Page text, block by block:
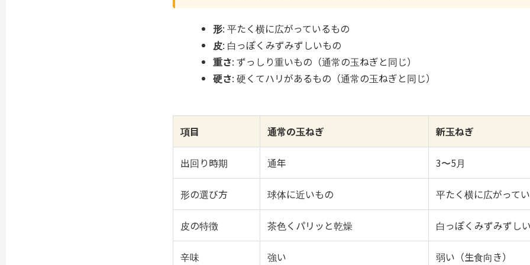
形: 平たく横に広がっているもの
皮: 白っぽくみずみずしいもの
重さ: ずっしり重いもの（通常の玉ねぎと同じ）
硬さ: 硬くてハリがあるもの（通常の玉ねぎと同じ）
項目 通常の玉ねぎ 新玉ねぎ
出回り時期 通年 3〜5月
形の選び方 球体に近いもの 平たく横に広がって
皮の特徴 茶色くパリッと乾燥 白っぽくみずみずしい
辛味 強い 弱い（生食向き）